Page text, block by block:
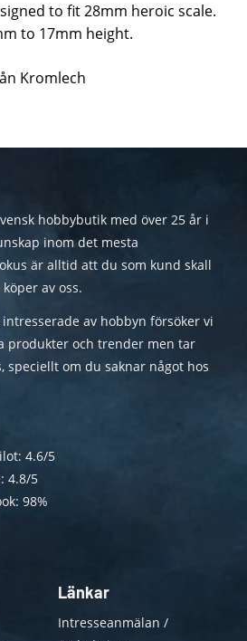
to fit 28mm heroic scale.
to 17mm height.
Kromlech
hobbybutik med över 25 år i
inom det mesta
är alltid att du som kund skall
av oss.
av hobbyn försöker vi
produkter och trender men tar
speciellt om du saknar något hos
4.6/5
4.8/5
98%
Länkar
Intresseanmälan /